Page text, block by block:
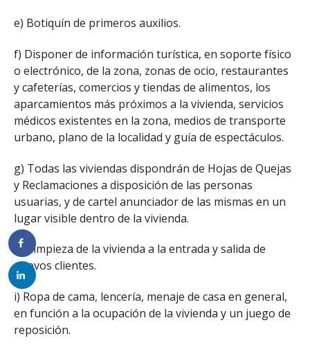
e) Botiquín de primeros auxilios.
f) Disponer de información turística, en soporte físico
o electrónico, de la zona, zonas de ocio, restaurantes
y cafeterías, comercios y tiendas de alimentos, los
aparcamientos más próximos a la vivienda, servicios
médicos existentes en la zona, medios de transporte
urbano, plano de la localidad y guía de espectáculos.
g) Todas las viviendas dispondrán de Hojas de Quejas
y Reclamaciones a disposición de las personas
usuarias, y de cartel anunciador de las mismas en un
lugar visible dentro de la vivienda.
h) Limpieza de la vivienda a la entrada y salida de
nuevos clientes.
i) Ropa de cama, lencería, menaje de casa en general,
en función a la ocupación de la vivienda y un juego de
reposición.